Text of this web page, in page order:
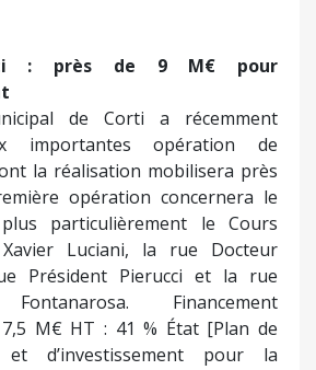
: près de 9 M€ pour
de Corti a récemment
importantes opération de
la réalisation mobilisera près
opération concernera le
particulièrement le Cours
Xavier Luciani, la rue Docteur
Président Pierucci et la rue
Fontanarosa. Financement
M€ HT : 41 % État [Plan de
et d’investissement pour la